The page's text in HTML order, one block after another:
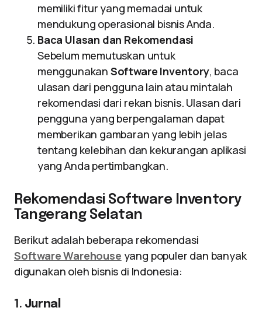
memiliki fitur yang memadai untuk
mendukung operasional bisnis Anda.
Baca Ulasan dan Rekomendasi
Sebelum memutuskan untuk
menggunakan Software Inventory, baca
ulasan dari pengguna lain atau mintalah
rekomendasi dari rekan bisnis. Ulasan dari
pengguna yang berpengalaman dapat
memberikan gambaran yang lebih jelas
tentang kelebihan dan kekurangan aplikasi
yang Anda pertimbangkan.
Rekomendasi Software Inventory
Tangerang Selatan
Berikut adalah beberapa rekomendasi
Software Warehouse yang populer dan banyak
digunakan oleh bisnis di Indonesia:
1. Jurnal